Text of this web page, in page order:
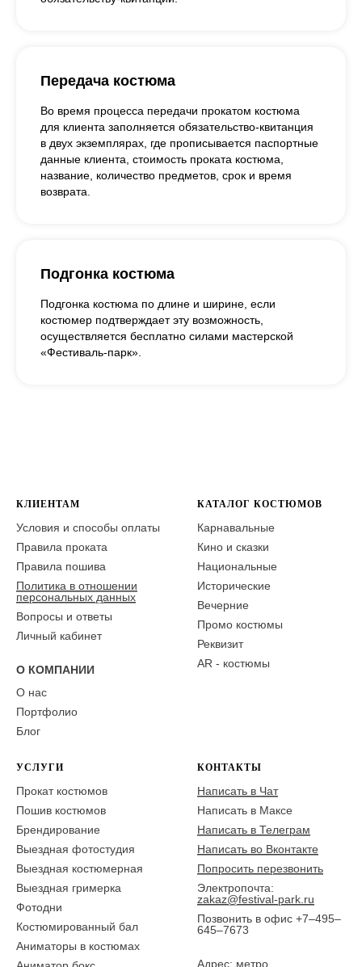
Передача костюма
Во время процесса передачи прокатом костюма
для клиента заполняется обязательство-квитанция
в двух экземплярах, где прописывается паспортные
данные клиента, стоимость проката костюма,
название, количество предметов, срок и время
возврата.
Подгонка костюма
Подгонка костюма по длине и ширине, если
костюмер подтверждает эту возможность,
осуществляется бесплатно силами мастерской
«Фестиваль-парк».
КЛИЕНТАМ
Условия и способы оплаты
Правила проката
Правила пошива
Политика в отношении
персональных данных
Вопросы и ответы
Личный кабинет
О КОМПАНИИ
О нас
Портфолио
Блог
КАТАЛОГ КОСТЮМОВ
Карнавальные
Кино и сказки
Национальные
Исторические
Вечерние
Промо костюмы
Реквизит
AR - костюмы
УСЛУГИ
Прокат костюмов
Пошив костюмов
Брендирование
Выездная фотостудия
Выездная костюмерная
Выездная гримерка
Фотодни
Костюмированный бал
Аниматоры в костюмах
КОНТАКТЫ
Написать в Чат
Написать в Максе
Написать в Телеграм
Написать во Вконтакте
Попросить перезвонить
Электропочта:
zakaz@festival-park.ru
Позвонить в офис +7–495–
645–7673
Адрес: метро